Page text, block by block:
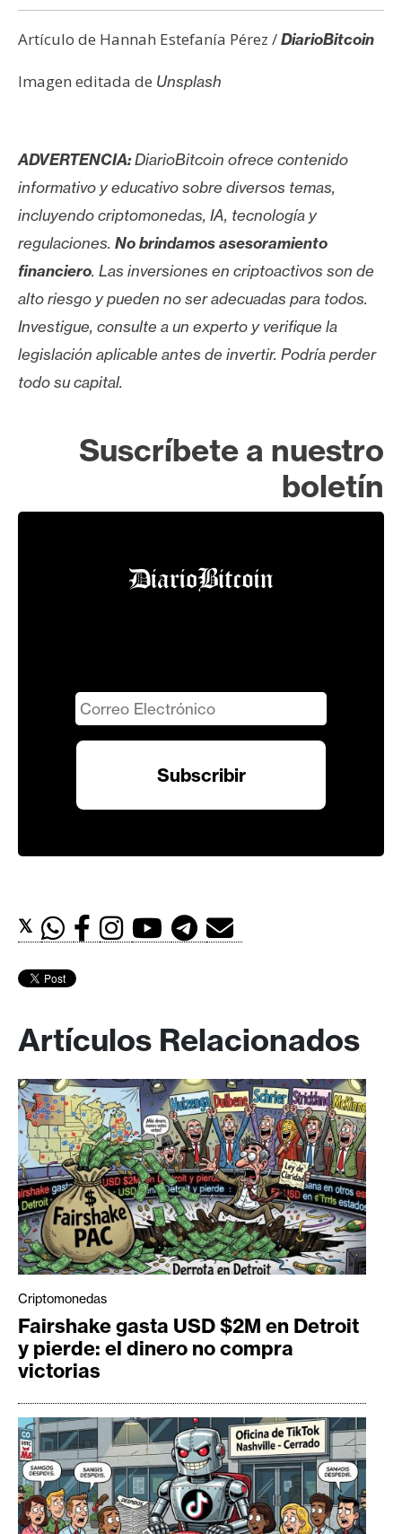
Artículo de Hannah Estefanía Pérez /DiarioBitcoin
Imagen editada de Unsplash
ADVERTENCIA:DiarioBitcoin ofrece contenido
informativo y educativo sobre diversos temas,
incluyendo criptomonedas, IA, tecnología y
regulaciones. No brindamos asesoramiento
financiero. Las inversiones en criptoactivos son de
alto riesgo y pueden no ser adecuadas para todos.
Investigue, consulte a un experto y verifique la
legislación aplicable antes de invertir. Podría perder
todo su capital.
Suscríbete a nuestro
boletín
𝕏
Artículos Relacionados
Criptomonedas
Fairshake gasta USD $2M en Detroit
y pierde: el dinero no compra
victorias